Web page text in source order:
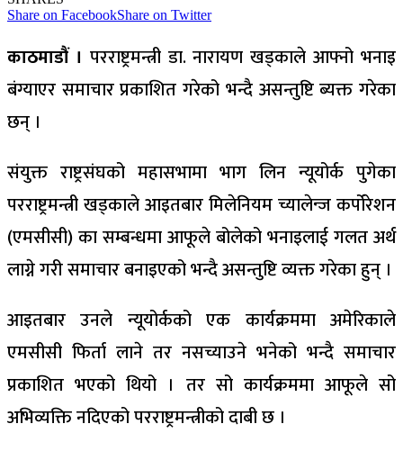
Share on FacebookShare on Twitter
काठमाडौं । परराष्ट्रमन्त्री डा. नारायण खड्काले आफ्नो भनाइ
बंग्याएर समाचार प्रकाशित गरेको भन्दै असन्तुष्टि ब्यक्त गरेका
छन् ।
संयुक्त राष्ट्रसंघको महासभामा भाग लिन न्यूयोर्क पुगेका
परराष्ट्रमन्त्री खड्काले आइतबार मिलेनियम च्यालेन्ज कर्पोरेशन
(एमसीसी) का सम्बन्धमा आफूले बोलेको भनाइलाई गलत अर्थ
लाग्ने गरी समाचार बनाइएको भन्दै असन्तुष्टि व्यक्त गरेका हुन् ।
आइतबार उनले न्यूयोर्कको एक कार्यक्रममा अमेरिकाले
एमसीसी फिर्ता लाने तर नसच्याउने भनेको भन्दै समाचार
प्रकाशित भएको थियो । तर सो कार्यक्रममा आफूले सो
अभिव्यक्ति नदिएको परराष्ट्रमन्त्रीको दाबी छ ।